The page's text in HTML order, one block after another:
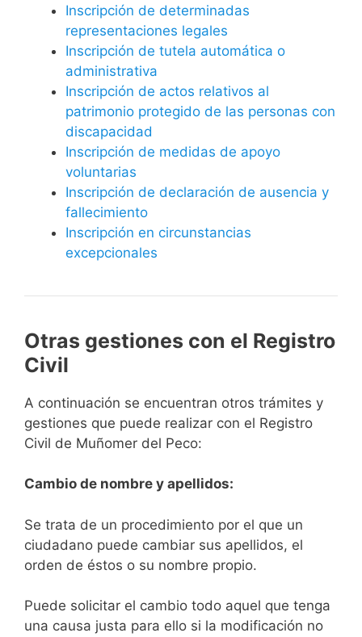
Inscripción de determinadas
representaciones legales
Inscripción de tutela automática o
administrativa
Inscripción de actos relativos al
patrimonio protegido de las personas con
discapacidad
Inscripción de medidas de apoyo
voluntarias
Inscripción de declaración de ausencia y
fallecimiento
Inscripción en circunstancias
excepcionales
Otras gestiones con el Registro
Civil
A continuación se encuentran otros trámites y
gestiones que puede realizar con el Registro
Civil de Muñomer del Peco:
Cambio de nombre y apellidos:
Se trata de un procedimiento por el que un
ciudadano puede cambiar sus apellidos, el
orden de éstos o su nombre propio.
Puede solicitar el cambio todo aquel que tenga
una causa justa para ello si la modificación no